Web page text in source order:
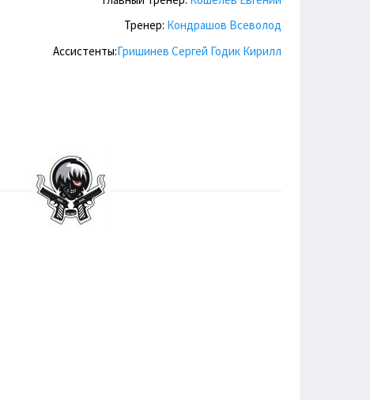
Тренер: Кондрашов Всеволод
Ассистенты:Гришинев Сергей Годик Кирилл